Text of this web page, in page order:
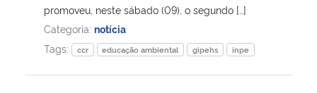
Ministério do Meio Ambiente
Ministério do Turismo
promoveu, neste sábado (09), o segundo […]
Categoria: notícia
Tags:
ccr educação ambiental gipehs inpe